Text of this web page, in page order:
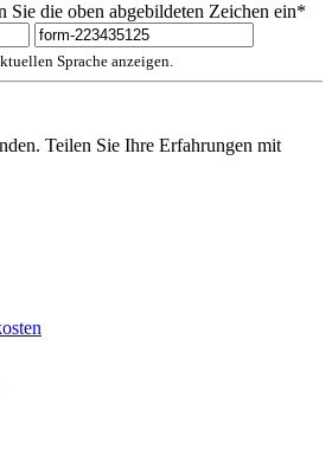
Sie die oben abgebildeten Zeichen ein*
Sprache anzeigen.
Teilen Sie Ihre Erfahrungen mit